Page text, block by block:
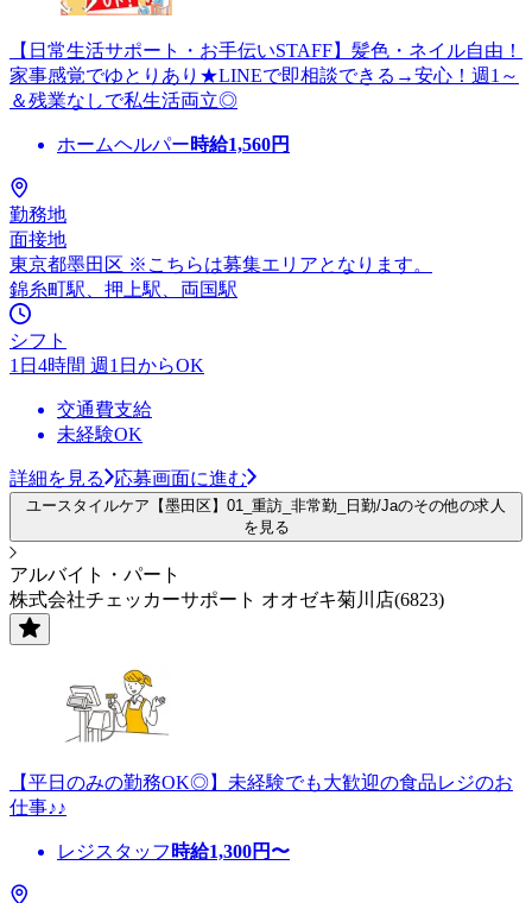
【日常生活サポート・お手伝いSTAFF】髪色・ネイル自由！
家事感覚でゆとりあり★LINEで即相談できる→安心！週1～
＆残業なしで私生活両立◎
ホームヘルパー時給1,560円
勤務地
面接地
東京都墨田区 ※こちらは募集エリアとなります。
錦糸町駅、押上駅、両国駅
シフト
1日4時間 週1日からOK
交通費支給
未経験OK
詳細を見る 応募画面に進む
ユースタイルケア【墨田区】01_重訪_非常勤_日勤/Jaのその他の求人
を見る
アルバイト・パート
株式会社チェッカーサポート オオゼキ菊川店(6823)
【平日のみの勤務OK◎】未経験でも大歓迎の食品レジのお
仕事♪♪
レジスタッフ 時給1,300円〜